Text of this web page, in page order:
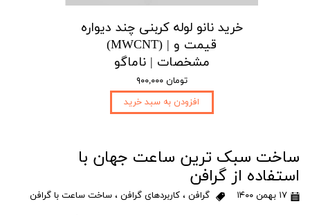
ساخت سبک ترین ساعت جهان با
استفاده از گرافن
۱۷ بهمن ۱۴۰۰ گرافن ،کاربردهای گرافن ،ساخت ساعت با گرافن
خرید نانو لوله کربنی چند دیواره
(MWCNT) | قیمت و
مشخصات | ناماگو
۹۰۰,۰۰۰ تومان
افزودن به سبد خرید